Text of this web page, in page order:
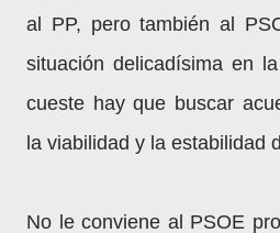
al PP, pero también al
situación delicadísima en
cueste hay que buscar
la viabilidad y la estabilidad
No le conviene al PSOE